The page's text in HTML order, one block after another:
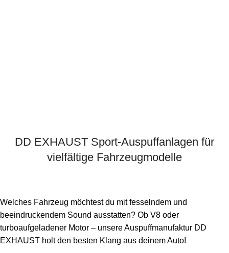
DD EXHAUST Sport-Auspuffanlagen für
vielfältige Fahrzeugmodelle
Welches Fahrzeug möchtest du mit fesselndem und
beeindruckendem Sound ausstatten? Ob V8 oder
turboaufgeladener Motor – unsere Auspuffmanufaktur DD
EXHAUST holt den besten Klang aus deinem Auto!